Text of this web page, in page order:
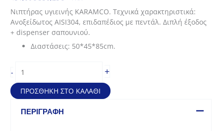
was:
451,00€.
τρέχουσα
τιμή
είναι:
Νιπτήρας υγιεινής KARAMCO. Τεχνικά χαρακτηριστικά:
Ανοξείδωτος AISI304, επιδαπέδιος με πεντάλ. Διπλή έξοδος
+ dispenser σαπουνιού.
Διαστάσεις: 50*45*85cm.
-
HACCP
υγιεινής
(50*45*85cm)
ποσότητα
+
ΠΡΟΣΘΉΚΗ ΣΤΟ ΚΑΛΆΘΙ
ΠΕΡΙΓΡΑΦΉ